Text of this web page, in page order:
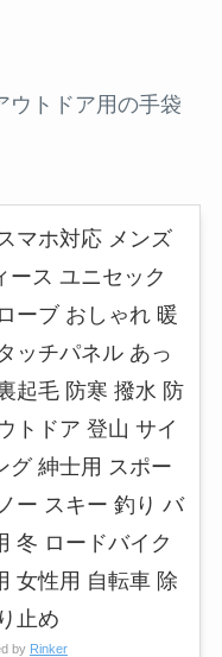
ウトドア用の手袋
マホ対応 メンズ
ース ユニセック
ーブ おしゃれ 暖
ッチパネル あっ
起毛 防寒 撥水 防
トドア 登山 サイ
グ 紳士用 スポー
ー スキー 釣り バ
冬 ロードバイク
女性用 自転車 除
止め
by Rinker